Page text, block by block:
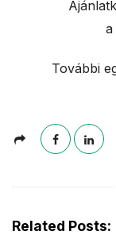
a
További
Related Posts: